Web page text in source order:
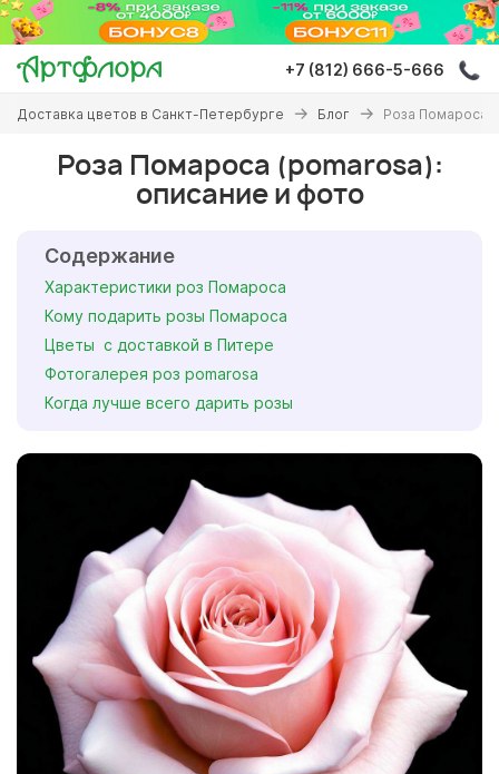
Перейти
основному
содержанию
+7 (812) 666-5-666
Вы
здесь
Доставка цветов в Санкт-Петербурге Блог Роза Помароса
Роза Помароса (pomarosa):
описание и фото
Содержание
Характеристики роз Помароса
Кому подарить розы Помароса
Цветы с доставкой в Питере
Фотогалерея роз pomarosa
Когда лучше всего дарить розы